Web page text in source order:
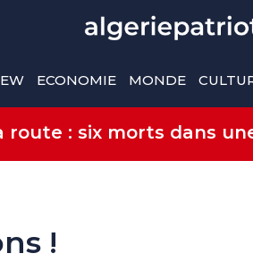
ECONOMIE MONDE
route : six morts dans
!